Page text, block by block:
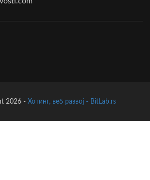
2026 - Хотинг, веб развој - BitLab.rs